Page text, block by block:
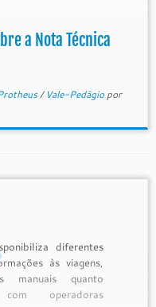
a Nota Técnica
/ Vale-Pedágiopor
diferentes
às viagens,
manuais quanto
operadoras